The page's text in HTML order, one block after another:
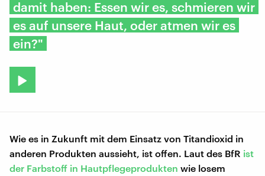
damit haben: Essen wir es, schmieren wir
es auf unsere Haut, oder atmen wir es
ein?"
Wie es in Zukunft mit dem Einsatz von Titandioxid in
anderen Produkten aussieht, ist offen. Laut des BfR ist
der Farbstoff in Hautpflegeprodukten wie losem